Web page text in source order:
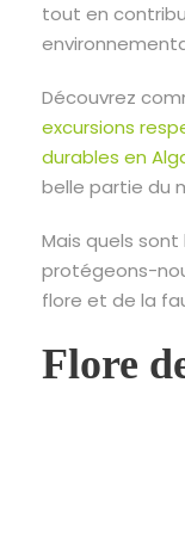
tout en
Découvrez
excursions
durables en
belle partie du
Mais quels
protégeons-
flore et de la
Flore